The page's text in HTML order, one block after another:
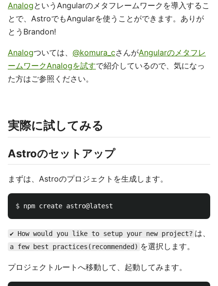
AnalogというAngularのメタフレームワークを導入するこ
とで、AstroでもAngularを使うことができます。ありが
とうBrandon!
Analogついては、 @komura_cさんがAngularのメタフレ
ームワークAnalogを試すで紹介しているので、気になっ
た方はご参照ください。
実際に試してみる
Astroのセットアップ
まずは、Astroのプロジェクトを生成します。
$
✔ How would you like to setup your new project? は、
a few best practices(recommended) を選択します。
プロジェクトルートへ移動して、起動してみます。